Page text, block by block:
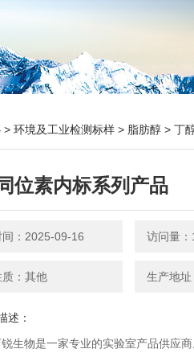
> 环境及工业检测标样 > 脂肪醇 > 丁
位素内标系列产品
间：2025-09-16 访问量：
质：其他 生产地址
述：
锐生物是一家专业的实验室产品供应